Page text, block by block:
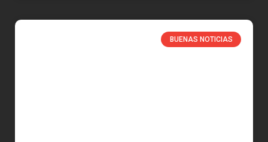
BUENAS NOTICIAS